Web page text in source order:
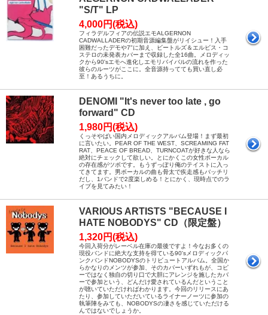
"S/T" LP
4,000円(税込)
フィラデルフィアの伝説エモALGERNON
CADWALLADERの初期音源編集盤がリイシュー！入手
困難だったデモや7"に加え、ビートルズ＆エルビス・コ
ステロの未発表カバーまで収録した全16曲。メロディッ
クから90'sエモへ進化しエモリバイバルの流れを作った
彼らのルーツがここに。全音源持ってても買い直し必
至！あるうちに。
DENOMI "It's never too late , go
forward" CD
1,980円(税込)
くっそやばい国内メロディックアルバム登場！まず最初
に言いたい。PEAR OF THE WEST、SCREAMING FAT
RAT、PEACE OF BREAD、TURNCOATが好きな人なら
絶対にチェックして欲しい。とにかくこの女性ボーカル
の存在感がツボです。もうずっぽり俺のテイストに入っ
てきてます。男ボーカルの曲も骨太で疾走感もバッチリ
だし、1バンドで2度楽しめる！とにかく、現時点でのラ
イブを見てみたい！
VARIOUS ARTISTS "BECAUSE I
HATE NOBODYS" CD（限定盤）
1,320円(税込)
今回入荷分がレーベル在庫の最後ですよ！今なお多くの
現役バンドに絶大な支持を得ている90'sメロディックパ
ンクバンドNOBODYSのトリビュートアルバム。全国か
らかなりのメンツが参加、そのカバーいずれもが、コピ
ーではなく独自の切り口で大胆にアレンジを施したカバ
ーで参加という、どんだけ愛されているんだということ
が聴いていただければわかります。今回のリリースにあ
たり、参加していただいているライナーノーツに参加の
執筆陣をみても、NOBODYSの凄さを感じていただける
んではないでしょうか。